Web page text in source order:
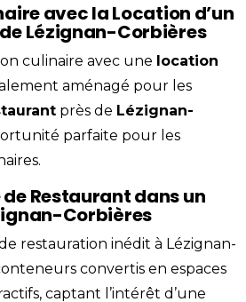
avec la Location d’un
Lézignan-Corbières
culinaire avec une location
aménagé pour les
près de Lézignan-
parfaite pour les
Restaurant dans un
Corbières
restauration inédit à Lézignan-
convertis en espaces
captant l’intérêt d’une